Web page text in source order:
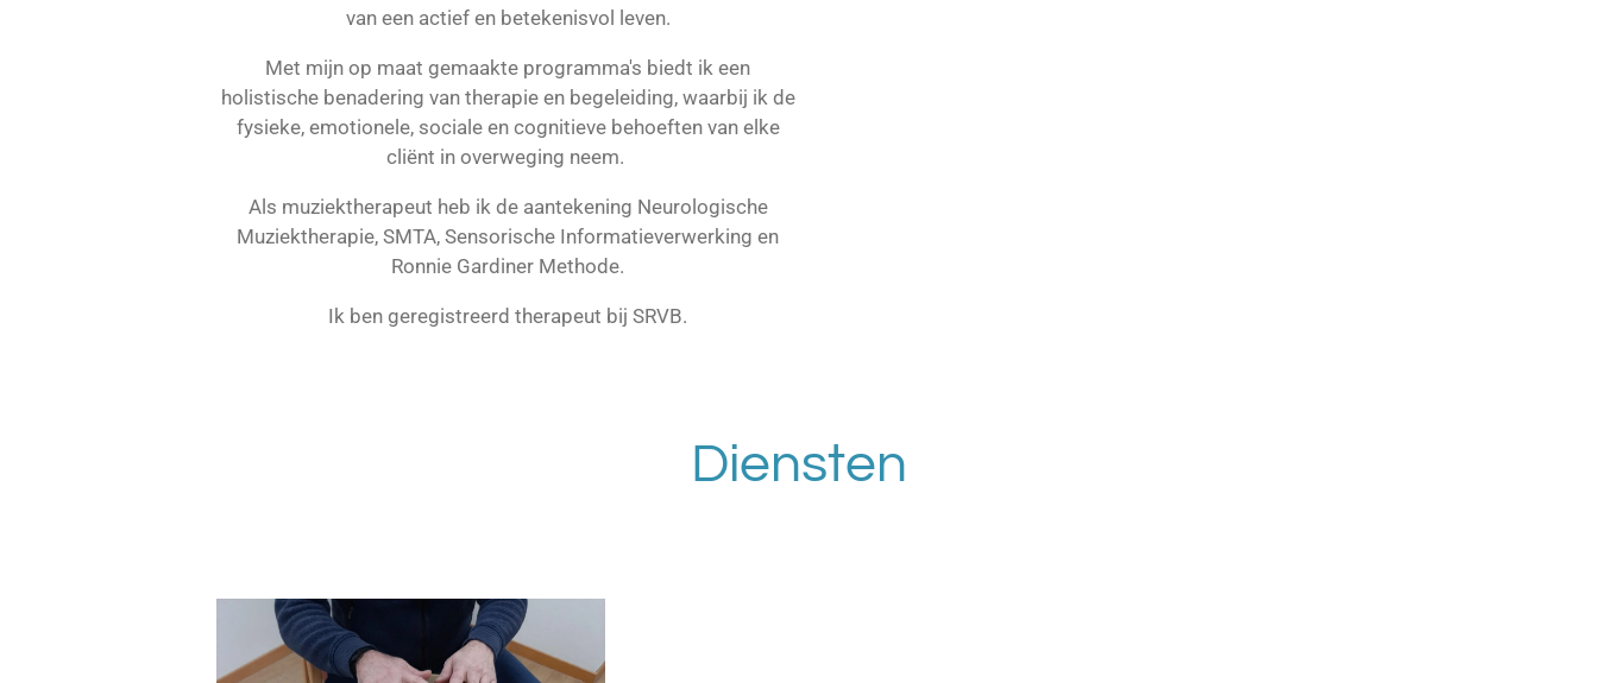
van een actief en betekenisvol leven.
Met mijn op maat gemaakte programma's biedt ik een
holistische benadering van therapie en begeleiding, waarbij ik de
fysieke, emotionele, sociale en cognitieve behoeften van elke
cliënt in overweging neem.
Als muziektherapeut heb ik de aantekening Neurologische
Muziektherapie, SMTA, Sensorische Informatieverwerking en
Ronnie Gardiner Methode.
Ik ben geregistreerd therapeut bij SRVB.
Diensten